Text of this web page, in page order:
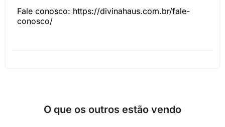
Fale conosco: https://divinahaus.com.br/fale-
conosco/
O que os outros estão vendo